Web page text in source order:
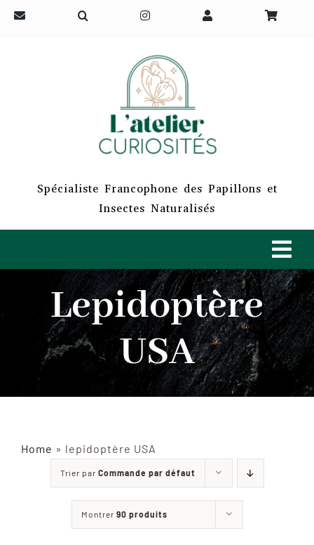
Passer
Spécialiste Francophone des Papillons et
Insectes Naturalisés
ACCUEIL
INSECTES NATURALISÉS
CURIOSITÉS
Lepidoptère
USA
Home » lepidoptère USA
Trier par Commande par défaut
Montrer 90 produits